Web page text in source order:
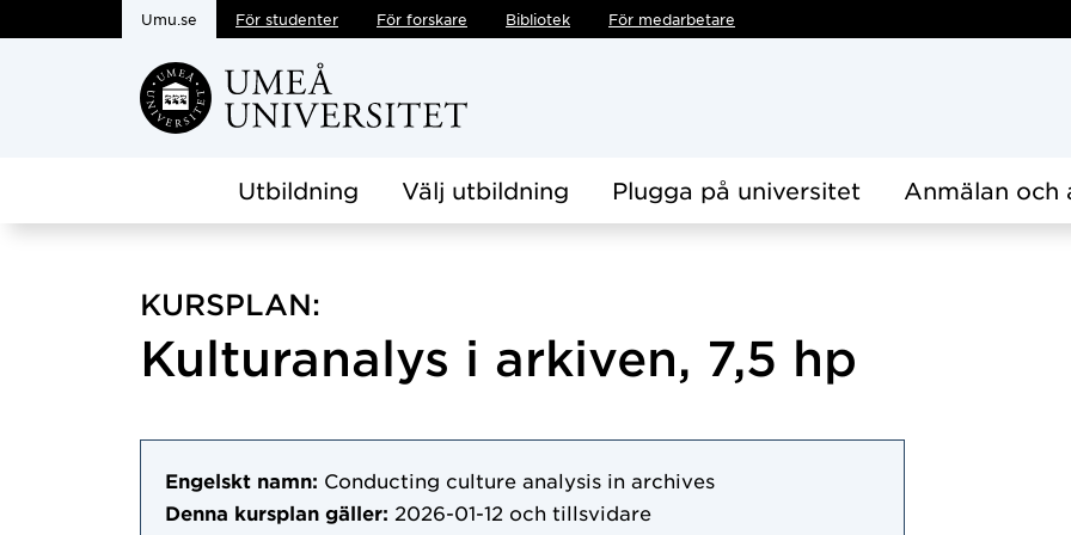
Hoppa direkt till innehållet
Umu.se För studenter För forskare Bibliotek För medarbetare
Utbildning Välj utbildning Plugga på universitet Anmälan och
KURSPLAN:
Kulturanalys i arkiven, 7,5 hp
Engelskt namn: Conducting culture analysis in archives
Denna kursplan gäller: 2026-01-12 och tillsvidare